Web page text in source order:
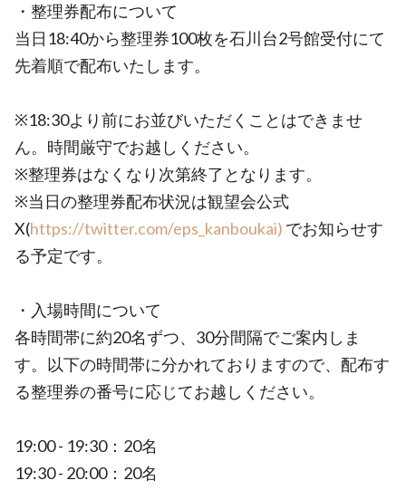
・整理券配布について
当日18:40から整理券100枚を石川台2号館受付にて
先着順で配布いたします。
※18:30より前にお並びいただくことはできませ
ん。時間厳守でお越しください。
※整理券はなくなり次第終了となります。
※当日の整理券配布状況は観望会公式
X(https://twitter.com/eps_kanboukai) でお知らせす
る予定です。
・入場時間について
各時間帯に約20名ずつ、30分間隔でご案内しま
す。以下の時間帯に分かれておりますので、配布す
る整理券の番号に応じてお越しください。
19:00 - 19:30：20名
19:30 - 20:00：20名